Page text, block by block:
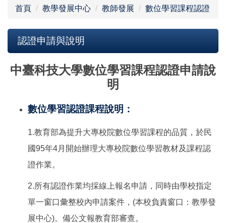
首頁 教學發展中心 教師發展 數位學習課程認證
認證申請與說明
中臺科技大學數位學習課程認證申請說
明
數位學習認證課程說明：
1.教育部為提升大專校院數位學習課程的品質，於民
國95年4月開始辦理大專校院數位學習教材及課程認
證作業。
2.所有認證作業均採線上報名申請，同時由學校指定
單一窗口彙整校內申請案件，(本校負責窗口：教學發
展中心)。備公文報教育部審查。